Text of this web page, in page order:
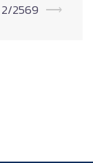
2/2569 ⟶